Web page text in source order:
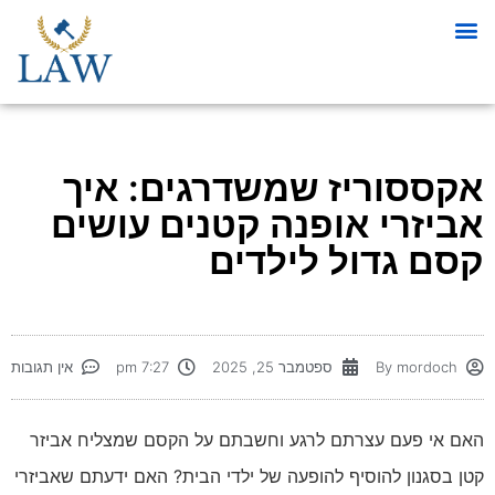
אקססוריז שמשדרגים: איך
אביזרי אופנה קטנים עושים
קסם גדול לילדים
By mordoch ספטמבר 25, 2025 7:27 pm אין תגובות
האם אי פעם עצרתם לרגע וחשבתם על הקסם שמצליח אביזר
קטן בסגנון להוסיף להופעה של ילדי הבית? האם ידעתם שאביזרי